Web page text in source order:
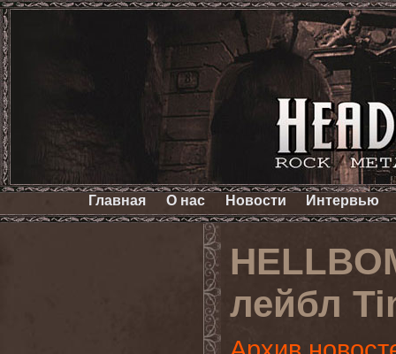
Главная О нас Новости Интервью
лейбл